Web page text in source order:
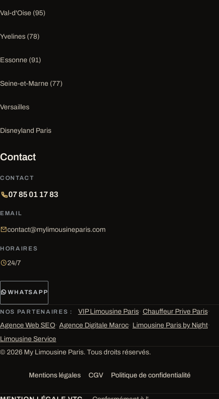
Val-d'Oise (95)
Yvelines (78)
Essonne (91)
Seine-et-Marne (77)
Versailles
Disneyland Paris
Contact
CONTACT
07 85 01 17 83
EMAIL
contact@mylimousineparis.com
HORAIRES
24/7
WHATSAPP
NOS PARTENAIRES : VIP Limousine Paris· Chauffeur Prive Paris·
Agence Web SEO· Agence Digitale Maroc· Limousine Paris by Night·
Limousine Service
© 2026 My Limousine Paris. Tous droits réservés.
Mentions légales CGV Politique de confidentialité